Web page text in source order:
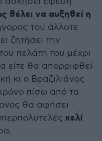
θέλει να αυξηθεί η
του άλλοτε
ζητήσει την
πελάτη του μέχρι
είτε θα απορριφθεί
κι ο Βραζιλιάνος
πίσω από τα
θα αφήσει -
κελί